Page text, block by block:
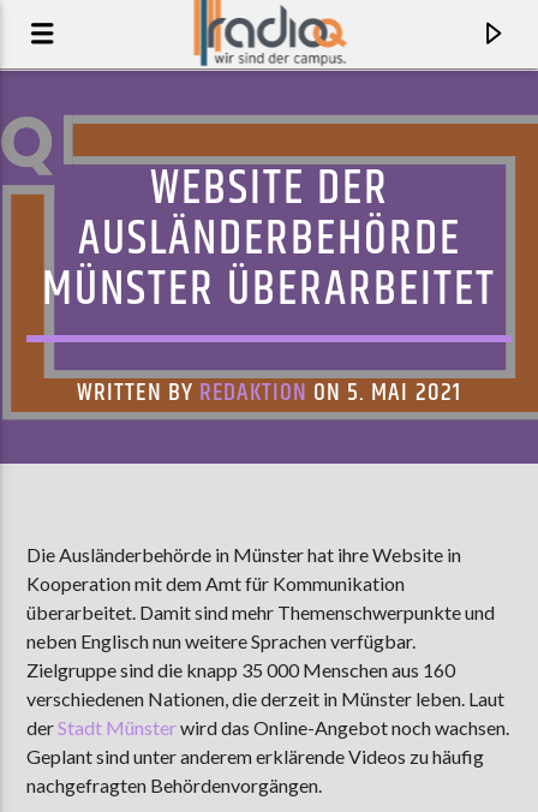
AKTUELLE SENDUNG
MOEBIUS
12:00 24:00
ZU HÖREN INMünster90,9 MHzSteinfurt
WEBSITE DER
AUSLÄNDERBEHÖRDE
MÜNSTER ÜBERARBEITET
WRITTEN BY REDAKTION ON 5. MAI 2021
Die Ausländerbehörde in Münster hat ihre Website in
Kooperation mit dem Amt für Kommunikation
überarbeitet. Damit sind mehr Themenschwerpunkte und
neben Englisch nun weitere Sprachen verfügbar.
Zielgruppe sind die knapp 35 000 Menschen aus 160
verschiedenen Nationen, die derzeit in Münster leben. Laut
derStadt Münsterwird das Online-Angebot noch wachsen.
Geplant sind unter anderem erklärende Videos zu häufig
nachgefragten Behördenvorgängen.